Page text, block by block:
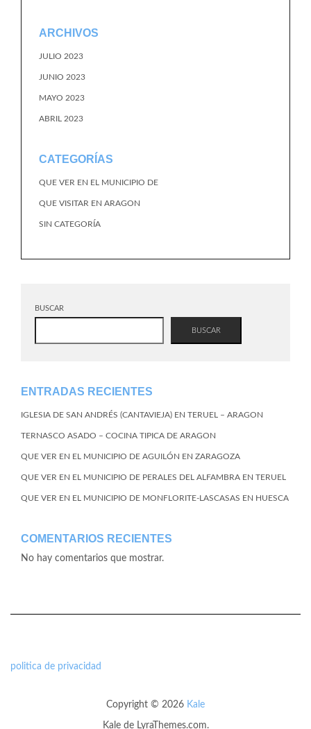
ARCHIVOS
JULIO 2023
JUNIO 2023
MAYO 2023
ABRIL 2023
CATEGORÍAS
QUE VER EN EL MUNICIPIO DE
QUE VISITAR EN ARAGON
SIN CATEGORÍA
BUSCAR
BUSCAR
ENTRADAS RECIENTES
IGLESIA DE SAN ANDRÉS (CANTAVIEJA) EN TERUEL – ARAGON
TERNASCO ASADO – COCINA TIPICA DE ARAGON
QUE VER EN EL MUNICIPIO DE AGUILÓN EN ZARAGOZA
QUE VER EN EL MUNICIPIO DE PERALES DEL ALFAMBRA EN TERUEL
QUE VER EN EL MUNICIPIO DE MONFLORITE-LASCASAS EN HUESCA
COMENTARIOS RECIENTES
No hay comentarios que mostrar.
politica de privacidad
Copyright © 2026 Kale
Kalede LyraThemes.com.